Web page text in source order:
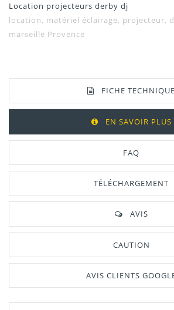
Location projecteurs derby dj
location, matériel éclairage, projecteur,
marseille Provence
FICHE TECHNIQUE
EN SAVOIR PLUS
FAQ
TÉLÉCHARGEMENT
AVIS
CAUTION
AVIS CLIENTS